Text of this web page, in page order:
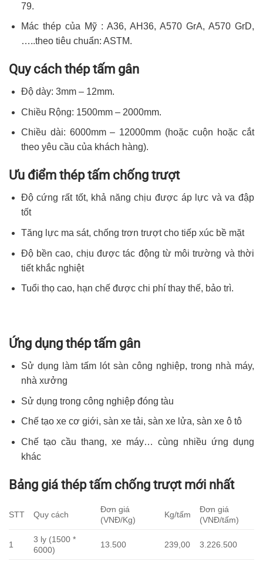
79.
Mác thép của Mỹ : A36, AH36, A570 GrA, A570 GrD,
…..theo tiêu chuẩn: ASTM.
Quy cách thép tấm gân
Độ dày: 3mm – 12mm.
Chiều Rộng: 1500mm – 2000mm.
Chiều dài: 6000mm – 12000mm (hoặc cuộn hoặc cắt
theo yêu cầu của khách hàng).
Ưu điểm thép tấm chống trượt
Độ cứng rất tốt, khả năng chịu được áp lực và va đập
tốt
Tăng lực ma sát, chống trơn trượt cho tiếp xúc bề mặt
Độ bền cao, chịu được tác động từ môi trường và thời
tiết khắc nghiệt
Tuổi thọ cao, hạn chế được chi phí thay thế, bảo trì.
Ứng dụng thép tấm gân
Sử dụng làm tấm lót sàn công nghiệp, trong nhà máy,
nhà xưởng
Sử dụng trong công nghiệp đóng tàu
Chế tạo xe cơ giới, sàn xe tải, sàn xe lửa, sàn xe ô tô
Chế tạo cầu thang, xe máy… cùng nhiều ứng dụng
khác
Bảng giá thép tấm chống trượt mới nhất
STT Quy cách
Đơn giá
(VNĐ/Kg)
Kg/tấm
Đơn giá
(VNĐ/tấm)
1
3 ly (1500 *
6000)
13.500 239,00 3.226.500